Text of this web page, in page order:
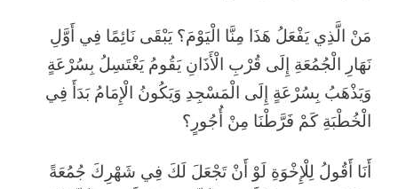
مَنْ الَّذِي يَفْعَلُ هَذَا مِنَّا الْيَوْمَ؟ يَبْقَى نَائِمًا فِي أَوَّلِ
نَهَارِ الْجُمُعَةِ إِلَى قُرْبِ الْأَذَانِ يَقُومُ يَغْتَسِلُ بِسُرْعَةٍ
وَيَذْهَبُ بِسُرْعَةٍ إِلَى الْمَسْجِدِ وَيَكُونُ الْإِمَامُ بَدَأَ فِي
الْخُطْبَةِ كَمْ فَرَّطْنَا مِنْ أُجُورٍ؟
أَنَا أَقُولُ لِلْإِخْوَةِ لَوْ أَنْ تَجْعَلَ لَكَ فِي شَهْرِكَ جُمُعَةً